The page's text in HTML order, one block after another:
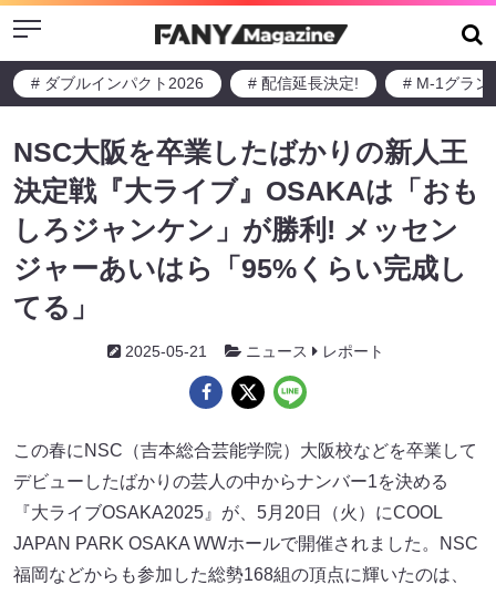
Menu
# ダブルインパクト2026 # 配信延長決定! # M-1グラン
NSC大阪を卒業したばかりの新人王
決定戦『大ライブ』OSAKAは「おも
しろジャンケン」が勝利! メッセン
ジャーあいはら「95%くらい完成し
てる」
2025-05-21 ニュース レポート
この春にNSC（吉本総合芸能学院）大阪校などを卒業して
デビューしたばかりの芸人の中からナンバー1を決める
『大ライブOSAKA2025』が、5月20日（火）にCOOL
JAPAN PARK OSAKA WWホールで開催されました。NSC
福岡などからも参加した総勢168組の頂点に輝いたのは、